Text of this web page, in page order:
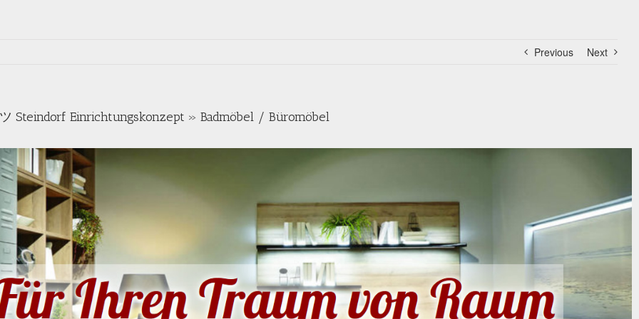
Previous Next
Steindorf Einrichtungskonzept » Badmöbel / Büromöbel